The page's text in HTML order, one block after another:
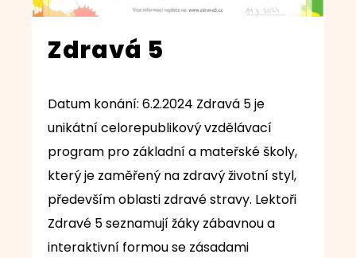
Zdravá 5
Datum konání: 6.2.2024 Zdravá 5 je
unikátní celorepublikový vzdělávací
program pro základní a mateřské školy,
který je zaměřený na zdravý životní styl,
především oblasti zdravé stravy. Lektoři
Zdravé 5 seznamují žáky zábavnou a
interaktivní formou se zásadami